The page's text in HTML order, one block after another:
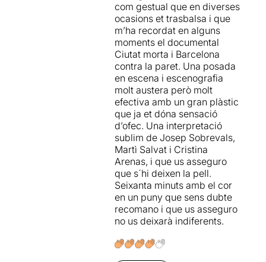
espectacles de carrer el fan
destacar especialment. Així,
tot i que es pot trobar a faltar
més emotivitat en algun
moment,Ah! (Judit)
funciona en la seva vessant
ètica, estètica i política,
portant a escena la veu dels
oprimits, cosa que mai
deixarà de ser valuosa i
necessària per si mateixa.
ser matèria primera per al
teatre, és clar, però Laia
Alsina llença la denúncia
des del convencionalisme
que defuig des del punt de
vista estructural, i perd
força. Les referències al
McDonalds i a Zara són
massa evidents, i no fan el
mal que caldria.
Bona feina deJosep
Sobrevals,Marti Salvat
Cristina Arenas , que
expressen amb tot allò que
poden i amb tot allò que
tenen, o donen tot durant
l'hora que dura l'espectacle.
poètica brossiana amb
com gestual que en diverses
ocasions et trasbalsa i que
m’ha recordat en alguns
moments el documental
Ciutat morta i Barcelona
contra la paret. Una posada
en escena i escenografia
molt austera però molt
efectiva amb un gran plàstic
que ja et dóna sensació
d’ofec. Una interpretació
sublim de Josep Sobrevals,
Martì Salvat i Cristina
Arenas, i que us asseguro
que s´hi deixen la pell.
Seixanta minuts amb el cor
en un puny que sens dubte
recomano i que us asseguro
no us deixarà indiferents.